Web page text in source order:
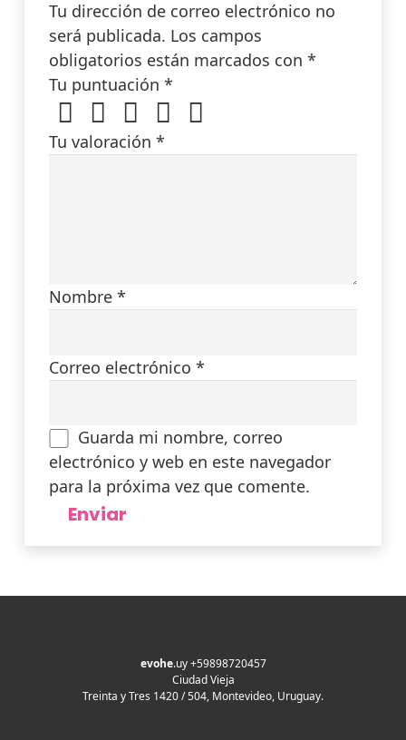
Tu dirección de correo electrónico no
será publicada. Los campos
obligatorios están marcados con *
Tu puntuación *
Tu valoración *
Nombre *
Correo electrónico *
Guarda mi nombre, correo
electrónico y web en este navegador
para la próxima vez que comente.
evohe.uy +59898720457
Ciudad Vieja
Treinta y Tres 1420 / 504, Montevideo, Uruguay.